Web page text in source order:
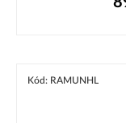
Kód: RAMUNHL